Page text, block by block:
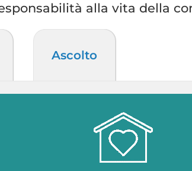
alla vita della
Ascolto